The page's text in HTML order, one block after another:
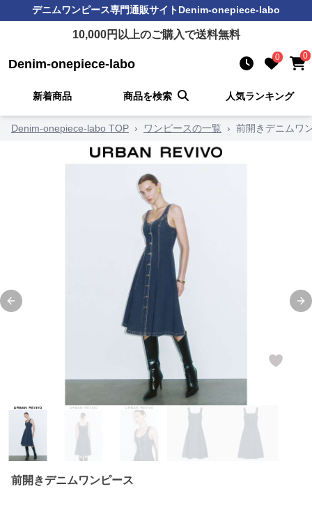
デニムワンピース専門通販サイトDenim-onepiece-labo
10,000円以上のご購入で送料無料
Denim-onepiece-labo 0 0
新着商品 商品を検索 人気ランキング
Denim-onepiece-labo TOP › ワンピースの一覧 › 前開きデニムワ
Previous slide
前開きデニムワンピース